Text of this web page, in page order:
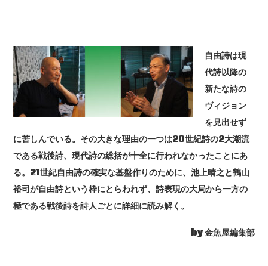
自由詩は現
代詩以降の
新たな詩の
ヴィジョン
を見出せず
に苦しんでいる。その大きな理由の一つは20世紀詩の2大潮流
である戦後詩、現代詩の総括が十全に行われなかったことにあ
る。21世紀自由詩の確実な基盤作りのために、池上晴之と鶴山
裕司が自由詩という枠にとらわれず、詩表現の大局から一方の
極である戦後詩を詩人ごとに詳細に読み解く。
by 金魚屋編集部